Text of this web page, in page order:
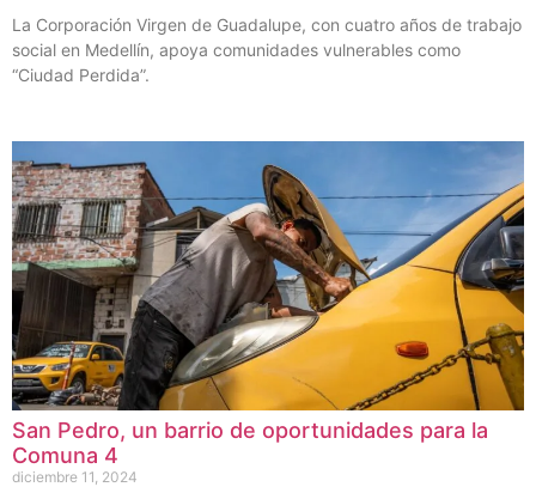
La Corporación Virgen de Guadalupe, con cuatro años de trabajo
social en Medellín, apoya comunidades vulnerables como
“Ciudad Perdida”.
San Pedro, un barrio de oportunidades para la
Comuna 4
diciembre 11, 2024